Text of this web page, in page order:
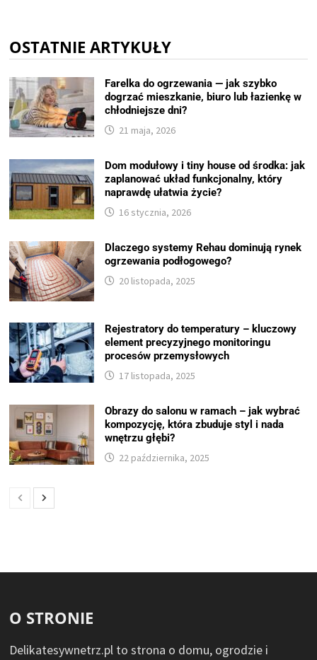
OSTATNIE ARTYKUŁY
Farelka do ogrzewania — jak szybko
dogrzać mieszkanie, biuro lub łazienkę w
chłodniejsze dni?
21 maja, 2026
Dom modułowy i tiny house od środka: jak
zaplanować układ funkcjonalny, który
naprawdę ułatwia życie?
16 stycznia, 2026
Dlaczego systemy Rehau dominują rynek
ogrzewania podłogowego?
20 listopada, 2025
Rejestratory do temperatury – kluczowy
element precyzyjnego monitoringu
procesów przemysłowych
17 listopada, 2025
Obrazy do salonu w ramach – jak wybrać
kompozycję, która zbuduje styl i nada
wnętrzu głębi?
22 października, 2025
O STRONIE
Delikatesywnetrz.pl to strona o domu, ogrodzie i